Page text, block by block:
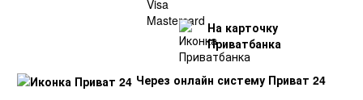
На карточку
Приватбанка
Через онлайн систему Приват 24